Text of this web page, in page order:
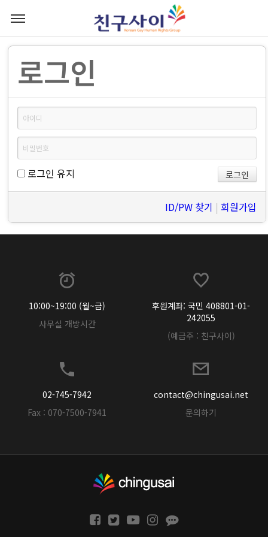
로그인
로그인 유지
ID/PW 찾기 | 회원가입
10:00~19:00 (월~금)
사무실 개방시간
후원계좌: 국민 408801-01-
242055
(예금주 : 친구사이)
02-745-7942
Fax : 070-7500-7941
contact@chingusai.net
문의하기